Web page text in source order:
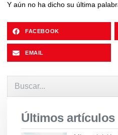
Y aún no ha dicho su última
FACEBOOK
EMAIL
Últimos artículos